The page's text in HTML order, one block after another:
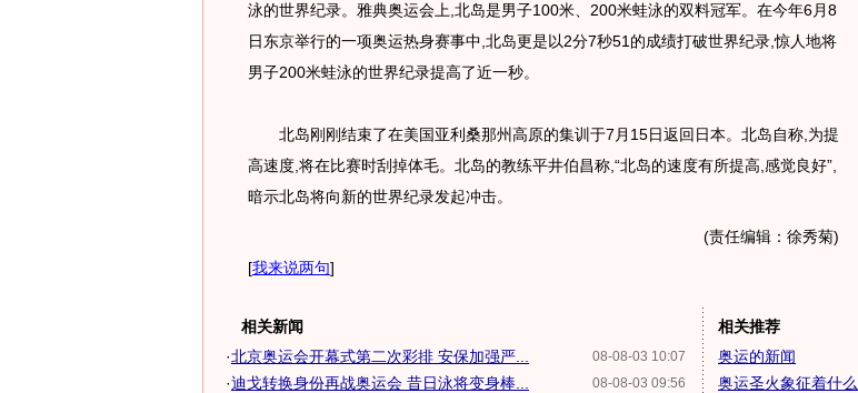
泳的世界纪录。雅典奥运会上,北岛是男子100米、200米蛙泳的双料冠军。在今年6月8
日东京举行的一项奥运热身赛事中,北岛更是以2分7秒51的成绩打破世界纪录,惊人地将
男子200米蛙泳的世界纪录提高了近一秒。
北岛刚刚结束了在美国亚利桑那州高原的集训于7月15日返回日本。北岛自称,为提
高速度,将在比赛时刮掉体毛。北岛的教练平井伯昌称,“北岛的速度有所提高,感觉良好”,
暗示北岛将向新的世界纪录发起冲击。
(责任编辑：徐秀菊)
[我来说两句]
相关新闻
08-08-03 10:07
·北京奥运会开幕式第二次彩排 安保加强严...
08-08-03 09:56
·迪戈转换身份再战奥运会 昔日泳将变身棒...
相关推荐
奥运的新闻
奥运圣火象征着什么